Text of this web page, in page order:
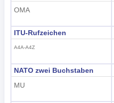
OMA
ITU-Rufzeichen
A4A-A4Z
NATO zwei Buchstaben
MU